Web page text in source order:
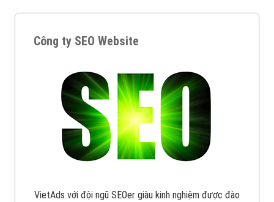
Công ty SEO Website
VietAds với đội ngũ SEOer giàu kinh nghiệm được đào